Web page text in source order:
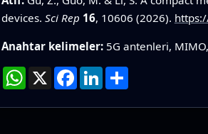
devices. Sci Rep 16, 10606 (2026).
Anahtar kelimeler: 5G antenleri,
WhatsApp
X Facebook
LinkedInPaylaş